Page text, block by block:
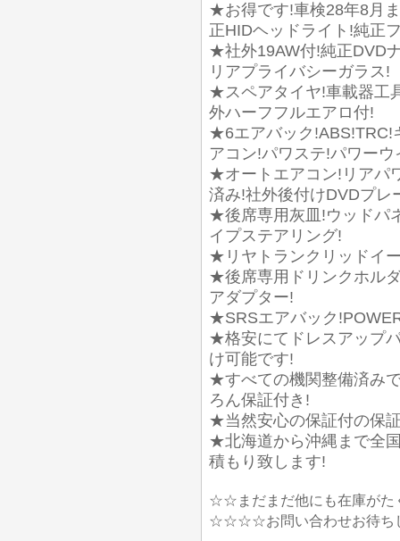
★お得です!車検28年8月
正HIDヘッドライト!純正
★社外19AW付!純正DVD
リアプライバシーガラス!
★スペアタイヤ!車載器工
外ハーフフルエアロ付!
★6エアバック!ABS!TRC!
アコン!パワステ!パワー
★オートエアコン!リアパ
済み!社外後付けDVDプレ
★後席専用灰皿!ウッドパ
イプステアリング!
★リヤトランクリッドイ
★後席専用ドリンクホル
アダプター!
★SRSエアバック
★格安にてドレスアップ
け可能です!
★すべての機関整備済み
ろん保証付き!
★当然安心の保証付の保
★北海道から沖縄まで全
積もり致します!
☆☆まだまだ他にも在庫が
☆☆☆☆お問い合わせお待